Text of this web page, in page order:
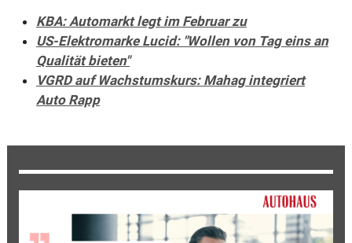
KBA: Automarkt legt im Februar zu
US-Elektromarke Lucid: "Wollen von Tag eins an
Qualität bieten"
VGRD auf Wachstumskurs: Mahag integriert
Auto Rapp